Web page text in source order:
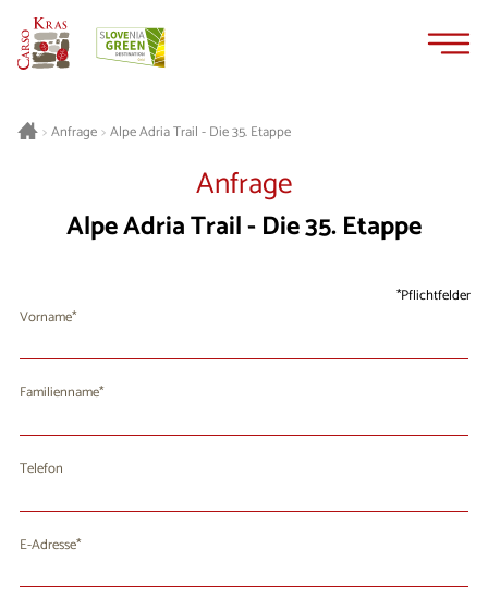
>Anfrage> Alpe Adria Trail - Die 35. Etappe
Anfrage
Alpe Adria Trail - Die 35. Etappe
Pflichtfelder
Vorname
Familienname
Telefon
E-Adresse